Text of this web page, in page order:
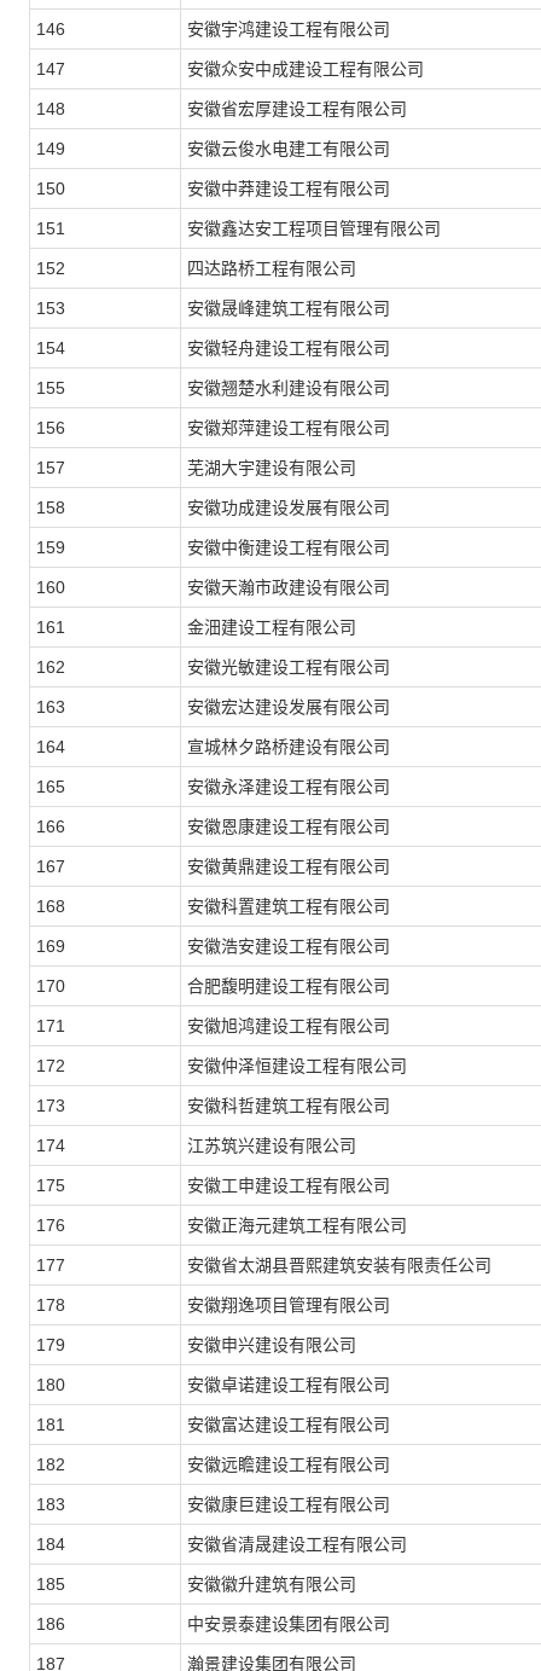
146 安徽宇鸿建设工程有限公司
147 安徽众安中成建设工程有限公司
148 安徽省宏厚建设工程有限公司
149 安徽云俊水电建工有限公司
150 安徽中莽建设工程有限公司
151 安徽鑫达安工程项目管理有限公司
152 四达路桥工程有限公司
153 安徽晟峰建筑工程有限公司
154 安徽轻舟建设工程有限公司
155 安徽翘楚水利建设有限公司
156 安徽郑萍建设工程有限公司
157 芜湖大宇建设有限公司
158 安徽功成建设发展有限公司
159 安徽中衡建设工程有限公司
160 安徽天瀚市政建设有限公司
161 金沺建设工程有限公司
162 安徽光敏建设工程有限公司
163 安徽宏达建设发展有限公司
164 宣城林夕路桥建设有限公司
165 安徽永泽建设工程有限公司
166 安徽恩康建设工程有限公司
167 安徽黄鼎建设工程有限公司
168 安徽科置建筑工程有限公司
169 安徽浩安建设工程有限公司
170 合肥馥明建设工程有限公司
171 安徽旭鸿建设工程有限公司
172 安徽仲泽恒建设工程有限公司
173 安徽科哲建筑工程有限公司
174 江苏筑兴建设有限公司
175 安徽工申建设工程有限公司
176 安徽正海元建筑工程有限公司
177 安徽省太湖县晋熙建筑安装有限责任公司
178 安徽翔逸项目管理有限公司
179 安徽申兴建设有限公司
180 安徽卓诺建设工程有限公司
181 安徽富达建设工程有限公司
182 安徽远瞻建设工程有限公司
183 安徽康巨建设工程有限公司
184 安徽省清晟建设工程有限公司
185 安徽徽升建筑有限公司
186 中安景泰建设集团有限公司
187 瀚景建设集团有限公司